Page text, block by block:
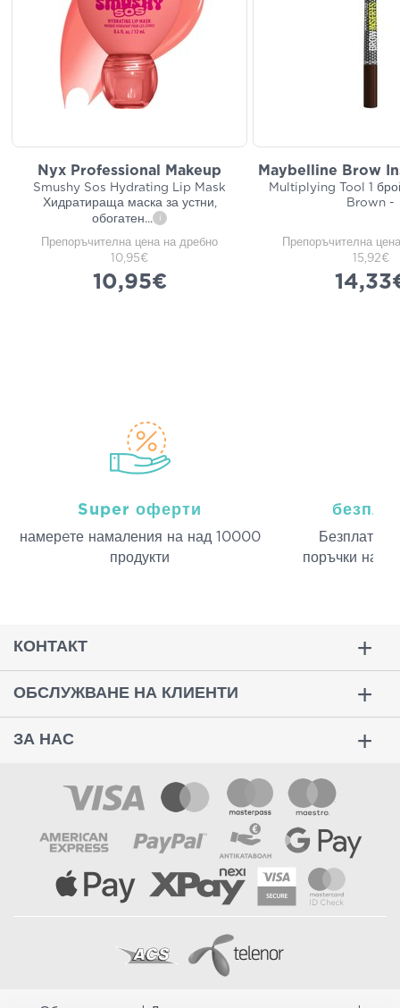
Nyx Professional Makeup
Smushy Sos Hydrating Lip Mask
Хидратираща маска за устни,
обогатен... i
Препоръчителна цена на дребно
10,95€
10,95€
Maybelline Brow
Multiplying Tool 1
Brown -
Препоръчителна
15,92€
Super оферти
намерeте намаления на над 10000
продукти
Безплатна
поръчки над
КОНТАКТ
ОБСЛУЖВАНЕ НА КЛИЕНТИ
ЗА НАС